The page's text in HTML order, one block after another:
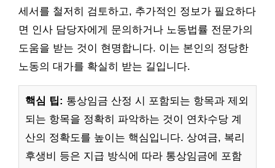
세서를 철저히 검토하고, 추가적인 정보가 필요하다
면 인사 담당자에게 문의하거나 노동법률 전문가의
도움을 받는 것이 현명합니다. 이는 본인의 정당한
노동의 대가를 확실히 받는 길입니다.
핵심 팁: 통상임금 산정 시 포함되는 항목과 제외
되는 항목을 정확히 파악하는 것이 연차수당 계
산의 정확도를 높이는 핵심입니다. 상여금, 복리
후생비 등은 지급 방식에 따라 통상임금에 포함